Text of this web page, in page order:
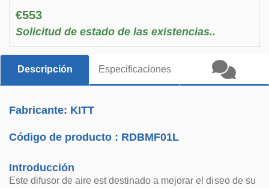
€553
Solicitud de estado de las existencias..
Descripción Especificaciones
Fabricante: KITT
Código de producto : RDBMF01L
Introducción
Este difusor de aire est destinado a mejorar el diseo de su